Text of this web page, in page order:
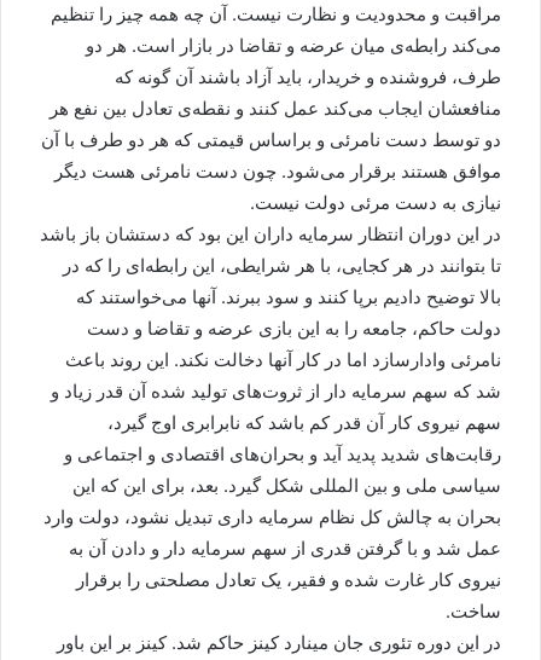
مراقبت و محدودیت و نظارت نیست. آن چه همه چیز را تنظیم
می‌کند رابطه‌ی میان عرضه و تقاضا در بازار است. هر دو
طرف، فروشنده و خریدار، باید آزاد باشند آن گونه که
منافعشان ایجاب می‌کند عمل کنند و نقطه‌ی تعادل بین نفع هر
دو توسط دست نامرئی و براساس قیمتی که هر دو طرف با آن
موافق هستند برقرار می‌شود. چون دست نامرئی هست دیگر
نیازی به دست مرئی دولت نیست.
در این دوران انتظار سرمایه داران این بود که دستشان باز باشد
تا بتوانند در هر کجایی، با هر شرایطی، این رابطه‌ای را که در
بالا توضیح دادیم برپا کنند و سود ببرند. آنها می‌خواستند که
دولت حاکم، جامعه را به این بازی عرضه و تقاضا و دست
نامرئی وادارسازد اما در کار آنها دخالت نکند. این روند باعث
شد که سهم سرمایه دار از ثروت‌های تولید شده آن قدر زیاد و
سهم نیروی کار آن قدر کم باشد که نابرابری اوج گیرد،
رقابت‌های شدید پدید آید و بحران‌های اقتصادی و اجتماعی و
سیاسی ملی و بین المللی شکل گیرد. بعد، برای این که این
بحران به چالش کل نظام سرمایه داری تبدیل نشود، دولت وارد
عمل شد و با گرفتن قدری از سهم سرمایه دار و دادن آن به
نیروی کار غارت شده و فقیر، یک تعادل مصلحتی را برقرار
ساخت.
در این دوره تئوری جان مینارد کینز حاکم شد. کینز بر این باور